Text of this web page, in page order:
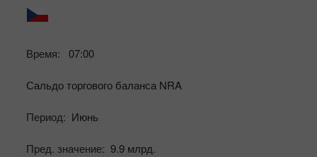
Время: 07:00
Сальдо торгового баланса NRA
Период: Июнь
Пред. значение: 9.9 млрд.